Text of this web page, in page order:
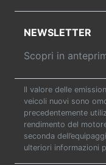
NEWSLETTER
Scopri in
Il valore delle
veicoli nuovi sono
precedentemente
rendimento del
seconda
ulteriori informazioni